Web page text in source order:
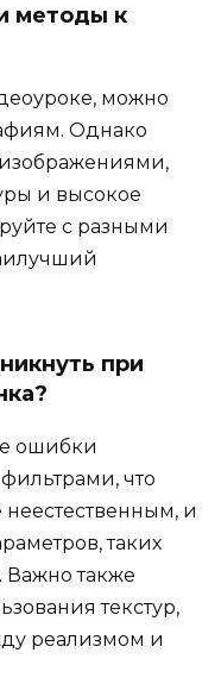
методы к
можно
Однако
и высокое
с разными
при
ошибки
что
и
таких
Важно также
текстур,
реализмом и